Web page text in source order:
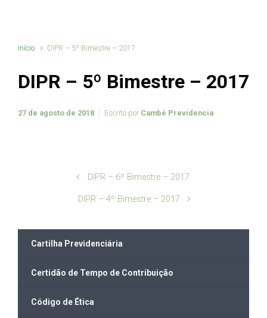
Início DIPR – 5º Bimestre – 2017
DIPR – 5º Bimestre – 2017
27 de agosto de 2018 Escrito por Cambé Previdencia
DIPR – 6º Bimestre – 2017
DIPR – 4º Bimestre – 2017
Cartilha Previdenciária
Certidão de Tempo de Contribuição
Código de Ética